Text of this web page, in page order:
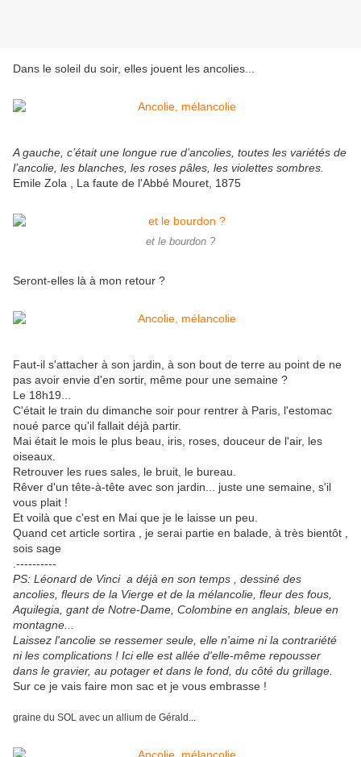
Dans le soleil du soir, elles jouent les ancolies...
A gauche, c’était une longue rue d’ancolies, toutes les variétés de
l’ancolie, les blanches, les roses pâles, les violettes sombres.
Emile Zola , La faute de l'Abbé Mouret, 1875
et le bourdon ?
Seront-elles là à mon retour ?
Faut-il s'attacher à son jardin, à son bout de terre au point de ne
pas avoir envie d'en sortir, même pour une semaine ?
Le 18h19...
C'était le train du dimanche soir pour rentrer à Paris, l'estomac
noué parce qu'il fallait déjà partir.
Mai était le mois le plus beau, iris, roses, douceur de l'air, les
oiseaux.
Retrouver les rues sales, le bruit, le bureau.
Rêver d'un tête-à-tête avec son jardin... juste une semaine, s'il
vous plait !
Et voilà que c'est en Mai que je le laisse un peu.
Quand cet article sortira , je serai partie en balade , à très bientôt ,
sois sage
.----------
PS: Léonard de Vinci a déjà en son temps , dessiné des
ancolies, fleurs de la Vierge et de la mélancolie, fleur des fous,
Aquilegia, gant de Notre-Dame, Colombine en anglais, bleue en
montagne...
Laissez l'ancolie se ressemer seule, elle n'aime ni la contrariété
ni les complications ! Ici elle est allée d'elle-même repousser
dans le gravier, au potager et dans le fond, du côté du grillage.
Sur ce je vais faire mon sac et je vous embrasse !
graine du SOL avec un allium de Gérald...